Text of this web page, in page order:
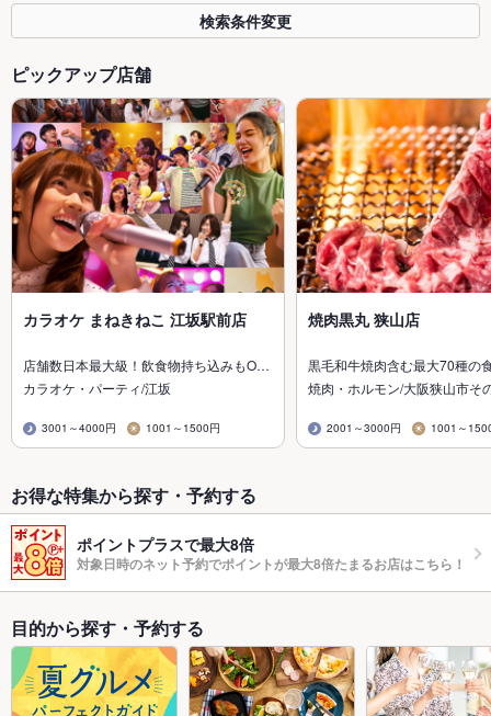
検索条件変更
ピックアップ店舗
カラオケ まねきねこ 江坂駅前店
店舗数日本最大級！飲食物持ち込みもO…
カラオケ・パーティ/江坂
3001～4000円 1001～1500円
焼肉黒丸 狭山店
黒毛和牛焼肉含む最大70種の
焼肉・ホルモン/大阪狭山市そ
2001～3000円 1001～
お得な特集から探す・予約する
ポイントプラスで最大8倍
対象日時のネット予約でポイントが最大8倍たまるお店はこちら！
目的から探す・予約する